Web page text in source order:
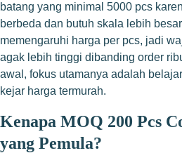
batang yang minimal 5000 pcs
berbeda dan butuh skala lebih
memengaruhi harga per pcs, jadi
agak lebih tinggi dibanding order
awal, fokus utamanya adalah
kejar harga termurah.
Kenapa MOQ 200 Pcs
yang Pemula?